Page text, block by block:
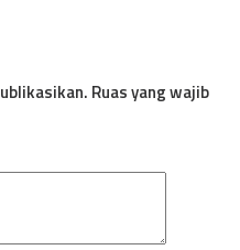
Ruas yang wajib